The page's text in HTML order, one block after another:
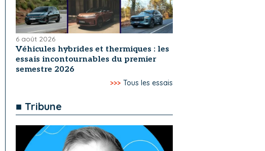
6 août 2026
Véhicules hybrides et thermiques : les
essais incontournables du premier
semestre 2026
>>> Tous les essais
■ Tribune